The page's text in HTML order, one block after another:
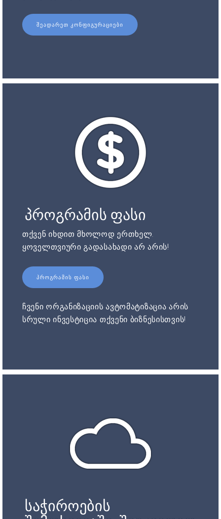
ᲨᲔᲐᲓᲐᲠᲔᲗ ᲙᲝᲜᲤᲘᲒᲣᲠᲐᲪᲘᲔᲑᲘ
პროგრამის ფასი
თქვენ იხდით მხოლოდ ერთხელ.
ყოველთვიური გადასახადი არ არის!
ᲞᲠᲝᲒᲠᲐᲛᲘᲡ ᲤᲐᲡᲘ
ჩვენი ორგანიზაციის ავტომატიზაცია არის
სრული ინვესტიცია თქვენი ბიზნესისთვის!
საჭიროების